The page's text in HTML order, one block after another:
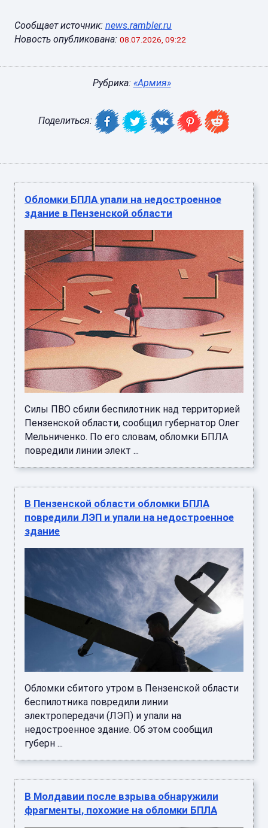
Сообщает источник: news.rambler.ru
Новость опубликована: 08.07.2026, 09:22
Рубрика: «Армия»
Поделиться:
Обломки БПЛА упали на недостроенное
здание в Пензенской области
Силы ПВО сбили беспилотник над территорией
Пензенской области, сообщил губернатор Олег
Мельниченко. По его словам, обломки БПЛА
повредили линии элект ...
В Пензенской области обломки БПЛА
повредили ЛЭП и упали на недостроенное
здание
Обломки сбитого утром в Пензенской области
беспилотника повредили линии
электропередачи (ЛЭП) и упали на
недостроенное здание. Об этом сообщил
губерн ...
В Молдавии после взрыва обнаружили
фрагменты, похожие на обломки БПЛА